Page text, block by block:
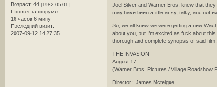
Возраст: 44 [1982-05-01]
Провел на форуме:
16 часов 6 минут
Последний визит:
2007-09-12 14:27:35
Joel Silver and Warner Bros. knew that
may have been a little artsy, talky, and not
So, we all knew we were getting a new
about you, but I’m excited as fuck about
thorough and complete synopsis of said film:
THE INVASION
August 17
(Warner Bros. Pictures / Village Roadshow
Director: James Mcteigue